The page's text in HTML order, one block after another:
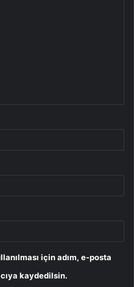
için adım, e-posta
kaydedilsin.